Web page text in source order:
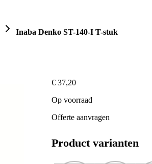
Inaba Denko ST-140-I T-stuk
€37,20
Op voorraad
Offerte aanvragen
Product varianten